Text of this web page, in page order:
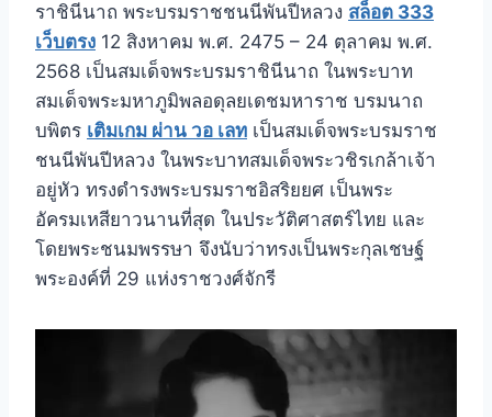
ราชินีนาถ พระบรมราชชนนีพันปีหลวง สล็อต 333
เว็บตรง 12 สิงหาคม พ.ศ. 2475 – 24 ตุลาคม พ.ศ.
2568 เป็นสมเด็จพระบรมราชินีนาถ ในพระบาท
สมเด็จพระมหาภูมิพลอดุลยเดชมหาราช บรมนาถ
บพิตร เติมเกม ผ่าน วอ เลท เป็นสมเด็จพระบรมราช
ชนนีพันปีหลวง ในพระบาทสมเด็จพระวชิรเกล้าเจ้า
อยู่หัว ทรงดำรงพระบรมราชอิสริยยศ เป็นพระ
อัครมเหสียาวนานที่สุด ในประวัติศาสตร์ไทย และ
โดยพระชนมพรรษา จึงนับว่าทรงเป็นพระกุลเชษฐ์
พระองค์ที่ 29 แห่งราชวงศ์จักรี